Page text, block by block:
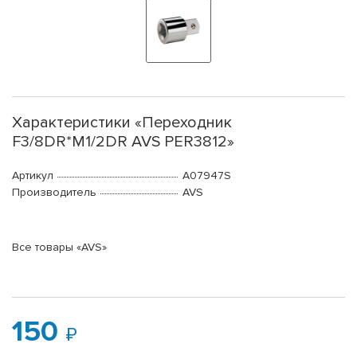
Характеристики «Переходник
F3/8DR*M1/2DR AVS PER3812»
Артикул
A07947S
Производитель
AVS
Все товары «AVS»
150